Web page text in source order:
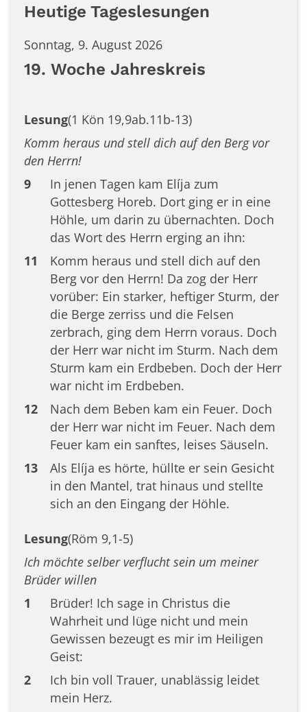
Heutige Tageslesungen
Sonntag, 9. August 2026
19. Woche Jahreskreis
Lesung(1 Kön 19,9ab.11b-13)
Komm heraus und stell dich auf den Berg vor
den Herrn!
9
In jenen Tagen kam Elíja zum
Gottesberg Horeb. Dort ging er in eine
Höhle, um darin zu übernachten. Doch
das Wort des Herrn erging an ihn:
11
Komm heraus und stell dich auf den
Berg vor den Herrn! Da zog der Herr
vorüber: Ein starker, heftiger Sturm, der
die Berge zerriss und die Felsen
zerbrach, ging dem Herrn voraus. Doch
der Herr war nicht im Sturm. Nach dem
Sturm kam ein Erdbeben. Doch der Herr
war nicht im Erdbeben.
12
Nach dem Beben kam ein Feuer. Doch
der Herr war nicht im Feuer. Nach dem
Feuer kam ein sanftes, leises Säuseln.
13
Als Elíja es hörte, hüllte er sein Gesicht
in den Mantel, trat hinaus und stellte
sich an den Eingang der Höhle.
Lesung(Röm 9,1-5)
Ich möchte selber verflucht sein um meiner
Brüder willen
1
Brüder! Ich sage in Christus die
Wahrheit und lüge nicht und mein
Gewissen bezeugt es mir im Heiligen
Geist:
2
Ich bin voll Trauer, unablässig leidet
mein Herz.